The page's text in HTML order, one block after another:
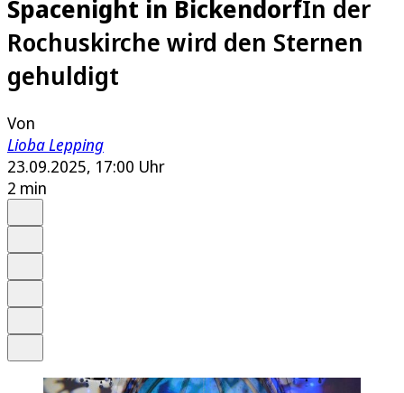
Spacenight in BickendorfIn der
Rochuskirche wird den Sternen
gehuldigt
Von
Lioba Lepping
23.09.2025, 17:00 Uhr
2 min